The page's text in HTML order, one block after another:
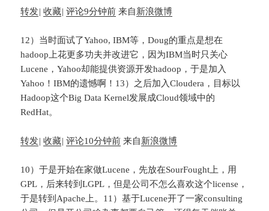
转发| 收藏| 评论9分钟前 来自新浪微博
12）当时面试了Yahoo, IBM等，Doug的重点是想在
hadoop上花更多功夫并改进它，因为IBM当时只关心
Lucene，Yahoo却能提供资源开发hadoop，于是加入
Yahoo！IBM的遗憾啊！13）之后加入Cloudera，目标以
Hadoop这个Big Data Kernel发展成Cloud领域中的
RedHat。
转发| 收藏| 评论10分钟前 来自新浪微博
10）于是开始在家做Lucene，先放在SourFought上，用
GPL，后来转到LGPL，但是公司不怎么喜欢这个license，
于是转到Apache上。11）基于Lucene开了一家consulting